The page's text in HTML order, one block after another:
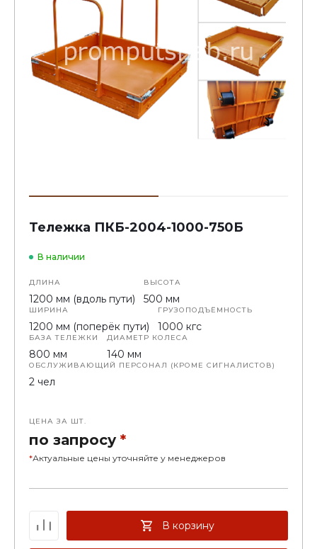
Тележка ПКБ-2004-1000-750Б
В наличии
ДЛИНА
1200 мм (вдоль пути)
ВЫСОТА
500 мм
ШИРИНА
1200 мм (поперёк пути)
ГРУЗОПОДЪЁМНОСТЬ
1000 кгс
БАЗА ТЕЛЕЖКИ
800 мм
ДИАМЕТР КОЛЕСА
140 мм
ОБСЛУЖИВАЮЩИЙ ПЕРСОНАЛ (КРОМЕ СИГНАЛИСТОВ)
2 чел
ЦЕНА ЗА ШТ.
по запросу *
*Актуальные цены уточняйте у менеджеров
В корзину